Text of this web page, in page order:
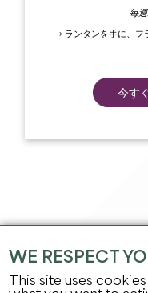
毎
→ ランタンを手に、フ
今す
WE RESPECT
This site uses